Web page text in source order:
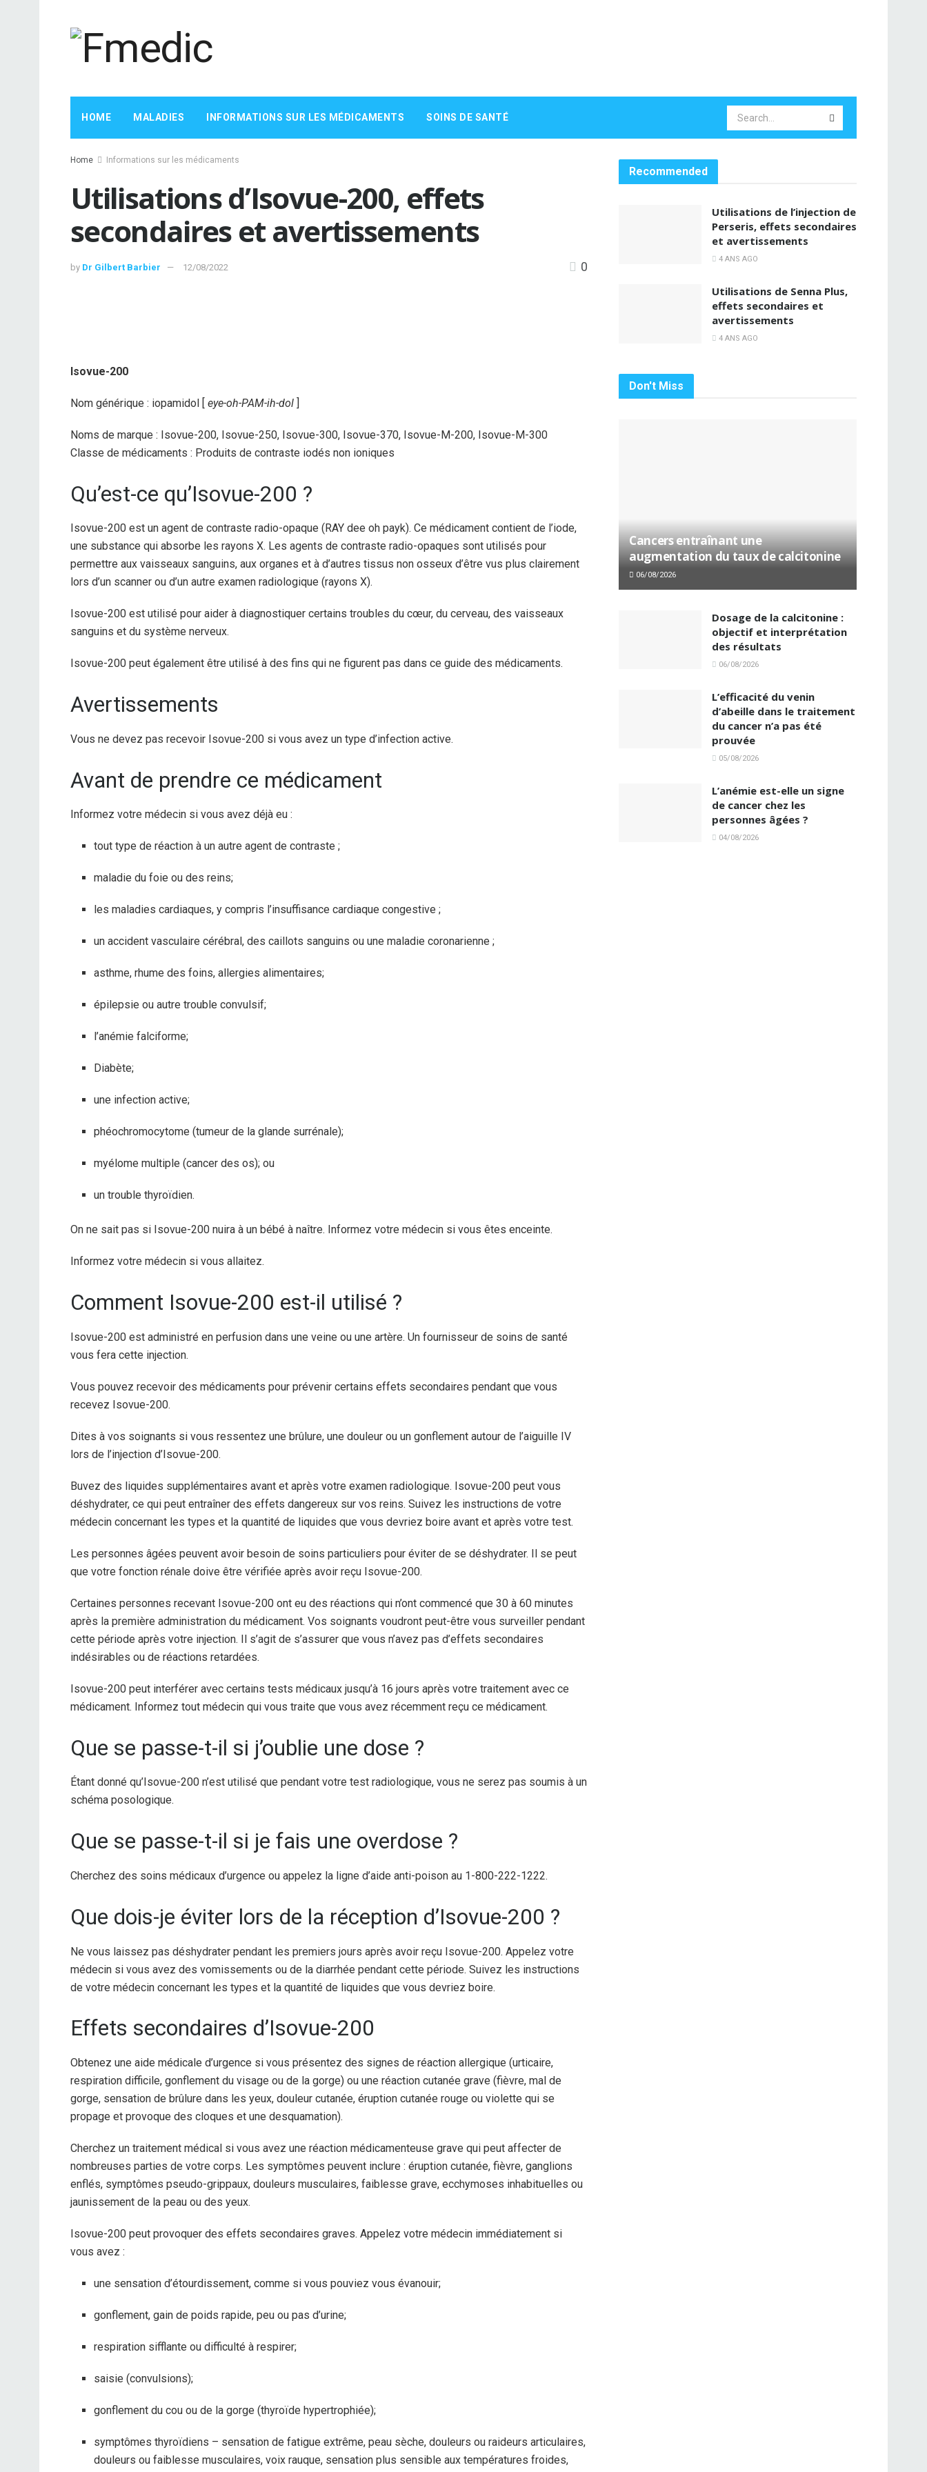
HOME MALADIES INFORMATIONS SUR LES MÉDICAMENTS SOINS DE SANTÉ
Home Informations sur les médicaments
Utilisations d’Isovue-200, effets
secondaires et avertissements
by Dr Gilbert Barbier 12/08/2022 0
Isovue-200
Nom générique : iopamidol [ eye-oh-PAM-ih-dol ]
Noms de marque : Isovue-200, Isovue-250, Isovue-300, Isovue-370, Isovue-M-200, Isovue-M-300
Classe de médicaments : Produits de contraste iodés non ioniques
Qu’est-ce qu’Isovue-200 ?
Isovue-200 est un agent de contraste radio-opaque (RAY dee oh payk). Ce médicament contient de l’iode,
une substance qui absorbe les rayons X. Les agents de contraste radio-opaques sont utilisés pour
permettre aux vaisseaux sanguins, aux organes et à d’autres tissus non osseux d’être vus plus clairement
lors d’un scanner ou d’un autre examen radiologique (rayons X).
Isovue-200 est utilisé pour aider à diagnostiquer certains troubles du cœur, du cerveau, des vaisseaux
sanguins et du système nerveux.
Isovue-200 peut également être utilisé à des fins qui ne figurent pas dans ce guide des médicaments.
Avertissements
Vous ne devez pas recevoir Isovue-200 si vous avez un type d’infection active.
Avant de prendre ce médicament
Informez votre médecin si vous avez déjà eu :
tout type de réaction à un autre agent de contraste ;
maladie du foie ou des reins;
les maladies cardiaques, y compris l’insuffisance cardiaque congestive ;
un accident vasculaire cérébral, des caillots sanguins ou une maladie coronarienne ;
asthme, rhume des foins, allergies alimentaires;
épilepsie ou autre trouble convulsif;
l’anémie falciforme;
Diabète;
une infection active;
phéochromocytome (tumeur de la glande surrénale);
myélome multiple (cancer des os); ou
un trouble thyroïdien.
On ne sait pas si Isovue-200 nuira à un bébé à naître. Informez votre médecin si vous êtes enceinte.
Informez votre médecin si vous allaitez.
Comment Isovue-200 est-il utilisé ?
Isovue-200 est administré en perfusion dans une veine ou une artère. Un fournisseur de soins de santé
vous fera cette injection.
Vous pouvez recevoir des médicaments pour prévenir certains effets secondaires pendant que vous
recevez Isovue-200.
Dites à vos soignants si vous ressentez une brûlure, une douleur ou un gonflement autour de l’aiguille IV
lors de l’injection d’Isovue-200.
Buvez des liquides supplémentaires avant et après votre examen radiologique. Isovue-200 peut vous
déshydrater, ce qui peut entraîner des effets dangereux sur vos reins. Suivez les instructions de votre
médecin concernant les types et la quantité de liquides que vous devriez boire avant et après votre test.
Les personnes âgées peuvent avoir besoin de soins particuliers pour éviter de se déshydrater. Il se peut
que votre fonction rénale doive être vérifiée après avoir reçu Isovue-200.
Certaines personnes recevant Isovue-200 ont eu des réactions qui n’ont commencé que 30 à 60 minutes
après la première administration du médicament. Vos soignants voudront peut-être vous surveiller pendant
cette période après votre injection. Il s’agit de s’assurer que vous n’avez pas d’effets secondaires
indésirables ou de réactions retardées.
Isovue-200 peut interférer avec certains tests médicaux jusqu’à 16 jours après votre traitement avec ce
médicament. Informez tout médecin qui vous traite que vous avez récemment reçu ce médicament.
Que se passe-t-il si j’oublie une dose ?
Étant donné qu’Isovue-200 n’est utilisé que pendant votre test radiologique, vous ne serez pas soumis à un
schéma posologique.
Que se passe-t-il si je fais une overdose ?
Cherchez des soins médicaux d’urgence ou appelez la ligne d’aide anti-poison au 1-800-222-1222.
Que dois-je éviter lors de la réception d’Isovue-200 ?
Ne vous laissez pas déshydrater pendant les premiers jours après avoir reçu Isovue-200. Appelez votre
médecin si vous avez des vomissements ou de la diarrhée pendant cette période. Suivez les instructions
de votre médecin concernant les types et la quantité de liquides que vous devriez boire.
Effets secondaires d’Isovue-200
Obtenez une aide médicale d’urgence si vous présentez des signes de réaction allergique (urticaire,
respiration difficile, gonflement du visage ou de la gorge) ou une réaction cutanée grave (fièvre, mal de
gorge, sensation de brûlure dans les yeux, douleur cutanée, éruption cutanée rouge ou violette qui se
propage et provoque des cloques et une desquamation).
Cherchez un traitement médical si vous avez une réaction médicamenteuse grave qui peut affecter de
nombreuses parties de votre corps. Les symptômes peuvent inclure : éruption cutanée, fièvre, ganglions
enflés, symptômes pseudo-grippaux, douleurs musculaires, faiblesse grave, ecchymoses inhabituelles ou
jaunissement de la peau ou des yeux.
Isovue-200 peut provoquer des effets secondaires graves. Appelez votre médecin immédiatement si
vous avez :
une sensation d’étourdissement, comme si vous pouviez vous évanouir;
gonflement, gain de poids rapide, peu ou pas d’urine;
respiration sifflante ou difficulté à respirer;
saisie (convulsions);
gonflement du cou ou de la gorge (thyroïde hypertrophiée);
symptômes thyroïdiens – sensation de fatigue extrême, peau sèche, douleurs ou raideurs articulaires,
douleurs ou faiblesse musculaires, voix rauque, sensation plus sensible aux températures froides,
Recommended
Utilisations de l’injection de
Perseris, effets secondaires
et avertissements
4 ANS AGO
Utilisations de Senna Plus,
effets secondaires et
avertissements
4 ANS AGO
Don't Miss
Cancers entraînant une
augmentation du taux de calcitonine
06/08/2026
Dosage de la calcitonine :
objectif et interprétation
des résultats
06/08/2026
L’efficacité du venin
d’abeille dans le traitement
du cancer n’a pas été
prouvée
05/08/2026
L’anémie est-elle un signe
de cancer chez les
personnes âgées ?
04/08/2026